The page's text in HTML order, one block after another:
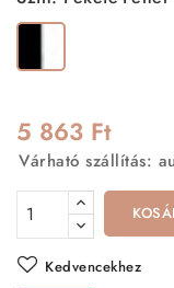
Fehér
5 863 Ft
Várható szállítás:
Kedvencekhez